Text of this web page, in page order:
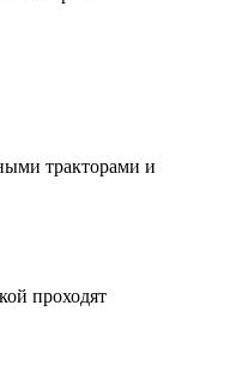
тракторами и
проходят